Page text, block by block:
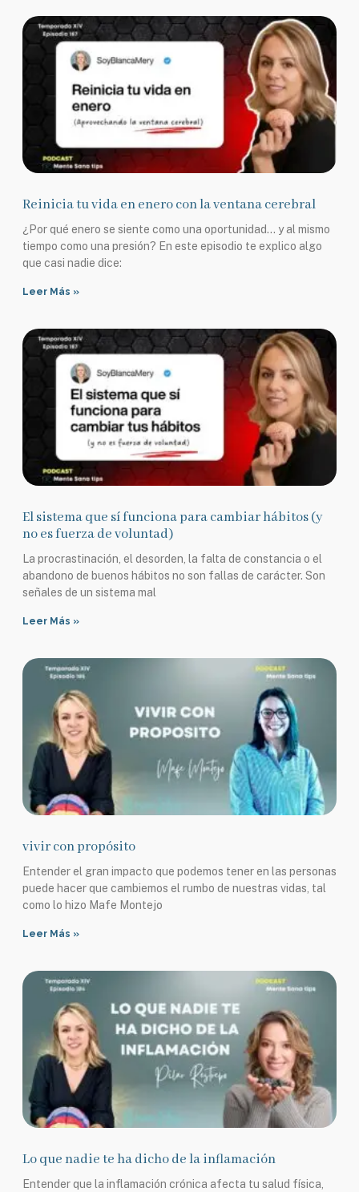
Reinicia tu vida en enero con la ventana cerebral
¿Por qué enero se siente como una oportunidad… y al mismo
tiempo como una presión? En este episodio te explico algo
que casi nadie dice:
Leer Más »
El sistema que sí funciona para cambiar hábitos (y
no es fuerza de voluntad)
La procrastinación, el desorden, la falta de constancia o el
abandono de buenos hábitos no son fallas de carácter. Son
señales de un sistema mal
Leer Más »
vivir con propósito
Entender el gran impacto que podemos tener en las personas
puede hacer que cambiemos el rumbo de nuestras vidas, tal
como lo hizo Mafe Montejo
Leer Más »
Lo que nadie te ha dicho de la inflamación
Entender que la inflamación crónica afecta tu salud física,